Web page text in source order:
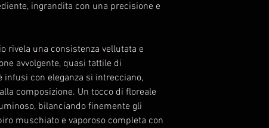
ingrandita con una precisione e
rivela una consistenza vellutata e
avvolgente, quasi tattile di
infusi con eleganza si intrecciano,
composizione. Un tocco di floreale
bilanciando finemente gli
muschiato e vaporoso completa con